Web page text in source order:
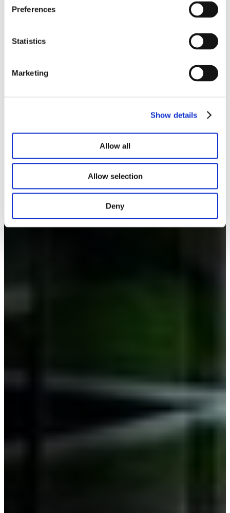
Preferences
Statistics
Marketing
Show details
Allow all
Allow selection
Deny